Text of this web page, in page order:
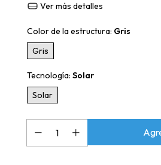
Ver más detalles
Color de la estructura: Gris
Gris
Tecnología: Solar
Solar